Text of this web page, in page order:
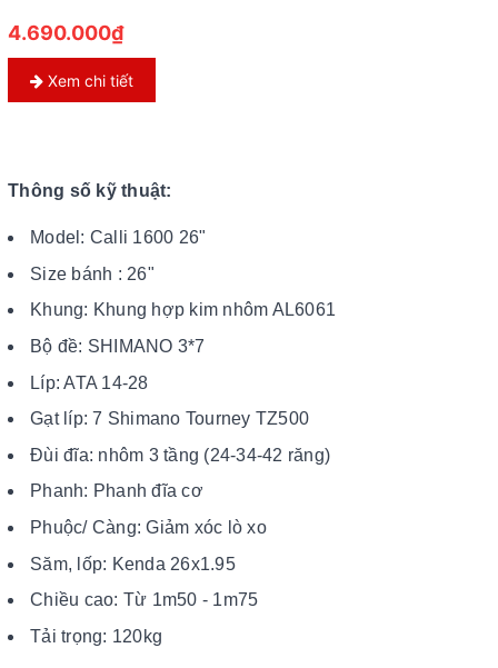
4.690.000₫
Xem chi tiết
Thông số kỹ thuật:
Model: Calli 1600 26"
Size bánh : 26"
Khung: Khung hợp kim nhôm AL6061
Bộ đề: SHIMANO 3*7
Líp: ATA 14-28
Gạt líp: 7 Shimano Tourney TZ500
Đùi đĩa: nhôm 3 tầng (24-34-42 răng)
Phanh: Phanh đĩa cơ
Phuộc/ Càng: Giảm xóc lò xo
Săm, lốp: Kenda 26x1.95
Chiều cao: Từ 1m50 - 1m75
Tải trọng: 120kg